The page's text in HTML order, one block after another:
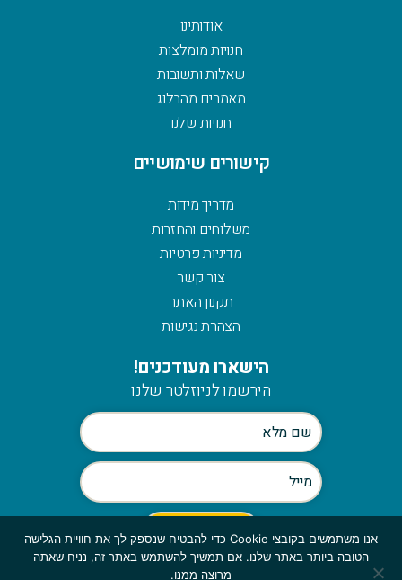
אודותינו
חנויות מומלצות
שאלות ותשובות
מאמרים מהבלוג
חנויות שלנו
קישורים שימושיים
מדריך מידות
משלוחים והחזרות
מדיניות פרטיות
צור קשר
תקנון האתר
הצהרת נגישות
הישארו מעודכנים!
הירשמו לניוזלטר שלנו
אנו משתמשים בקובצי Cookie כדי להבטיח שנספק לך את חוויית הגלישה
הטובה ביותר באתר שלנו. אם תמשיך להשתמש באתר זה, נניח שאתה
מרוצה ממנו.